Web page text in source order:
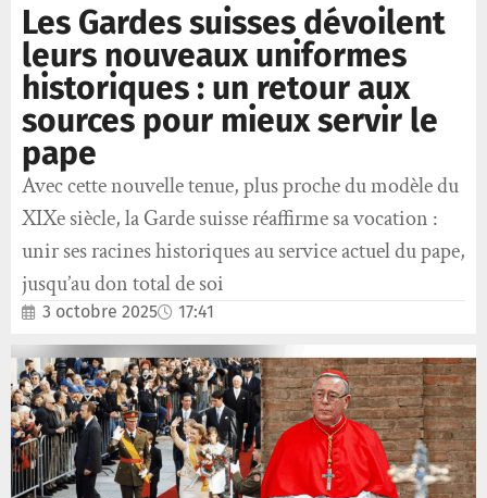
Les Gardes suisses dévoilent
leurs nouveaux uniformes
historiques : un retour aux
sources pour mieux servir le
pape
Avec cette nouvelle tenue, plus proche du modèle du
XIXe siècle, la Garde suisse réaffirme sa vocation :
unir ses racines historiques au service actuel du pape,
jusqu’au don total de soi
3 octobre 2025 17:41